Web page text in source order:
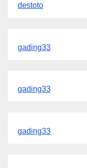
destoto
gading33
gading33
gading33